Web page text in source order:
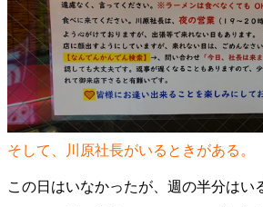
そして、川原社長がいるときがある。
この日はいなかったが、週の半分はい